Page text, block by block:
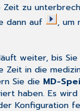
zu
dann auf
, um
weiter, bis
in die
Sie die MD-
haben. Es
Konfiguration